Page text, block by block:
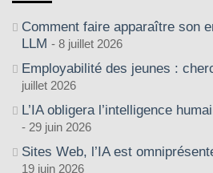
Comment faire apparaître son
LLM
8 juillet 2026
Employabilité des jeunes :
juillet 2026
L’IA obligera l’intelligence
29 juin 2026
Sites Web, l’IA est
19 juin 2026